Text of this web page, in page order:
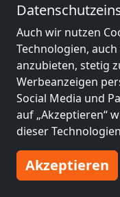
Auch wir nutzen
Technologien,
anzubieten, stetig
Werbeanzeigen
Social Media und
auf „Akzeptieren“
dieser
Akzeptieren